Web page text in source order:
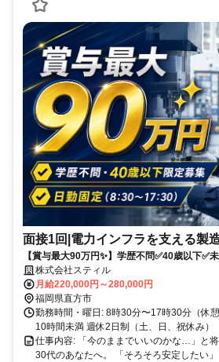
面接1回|電力インフラを支える製
【賞与最大90万円✨️】学歴不問✅️40歳以下
リーダー候補採用✨️
株式会社スティル
月給220,000円～280,000円
福岡県直方市
勤務時間・曜日: 8時30分〜17時30分（休
10時間未満 週休2日制（土、日、祝休み）
仕事内容: 「今のままでいいのかな…」と
30代のあなたへ。 「そろそろ安定したい